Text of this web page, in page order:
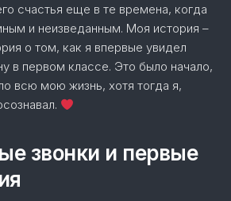
счастья еще в те времена, когда
и неизведанным. Моя история –
о том, как я впервые увидел
в первом классе. Это было начало,
всю мою жизнь, хотя тогда я,
звонки и первые